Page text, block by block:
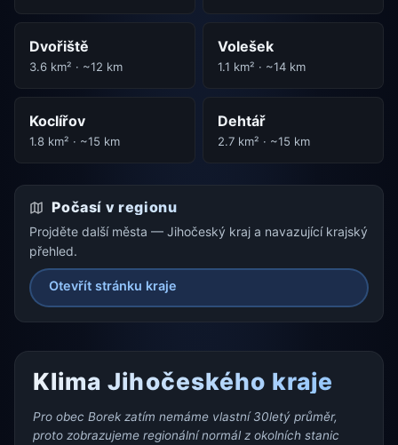
Dvořiště
3.6 km² · ~12 km
Volešek
1.1 km² · ~14 km
Koclířov
1.8 km² · ~15 km
Dehtář
2.7 km² · ~15 km
Počasí v regionu
Projděte další města — Jihočeský kraj a navazující krajský
přehled.
Otevřít stránku kraje
Klima Jihočeského kraje
Pro obec Borek zatím nemáme vlastní 30letý průměr,
proto zobrazujeme regionální normál z okolních stanic